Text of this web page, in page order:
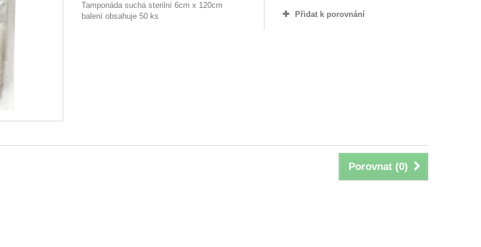
Tamponáda suchá sterilní 6cm x 120cm
balení obsahuje 50 ks
Přidat k porovnání
Porovnat (0)